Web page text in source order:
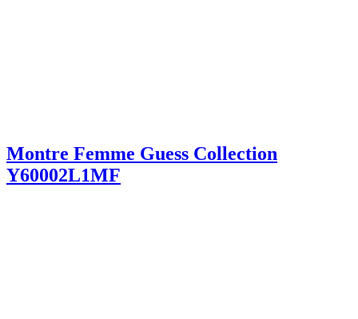
Montre Femme Guess Collection
Y60002L1MF